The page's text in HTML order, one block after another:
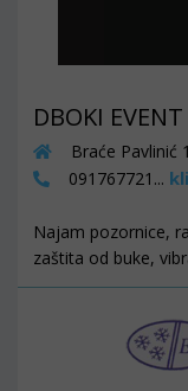
DBOKI
Braće
091767721...
Najam pozornice,
zaštita od buke,